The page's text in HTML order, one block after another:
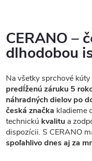
CERANO –
dlhodobou
Na všetky sprchové
predĺženú záruku 5
náhradných dielov po
česká značka kladieme
technickú kvalitu a
dispozícii. S CERANO
spoľahlivo dnes aj za